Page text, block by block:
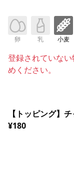
卵 乳 小麦
登録されていな
めください。
【トッピング】
¥180